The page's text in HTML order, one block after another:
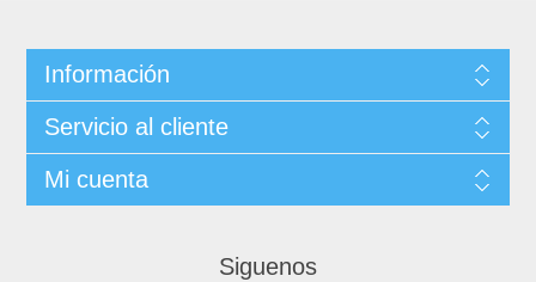
Información
Servicio al cliente
Mi cuenta
Siguenos